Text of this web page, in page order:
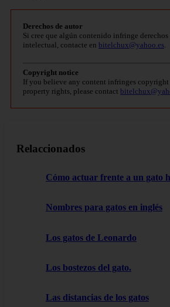
Derechos de autor
Si cree que algún contenido infringe
intelectual, contacte en bitelchux@yahoo.es
Copyright notice
If you believe any content infringes
property rights, please contact
Relaccionados
Cómo actuar frente a un gato
Nombres para gatos en inglés
Los gatos de Leonardo
Los bostezos del gato.
Las distancias de los gatos